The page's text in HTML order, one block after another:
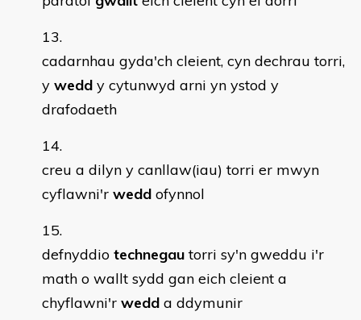
cadarnhau gyda'ch cleient, cyn dechrau torri,
y wedd y cytunwyd arni yn ystod y
drafodaeth
creu a dilyn y canllaw(iau) torri er mwyn
cyflawni'r wedd ofynnol
defnyddio technegautorri sy'n gweddu i'r
math o wallt sydd gan eich cleient a
chyflawni'r wedd a ddymunir